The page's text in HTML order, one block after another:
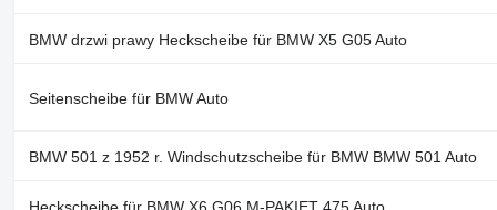
BMW drzwi prawy Heckscheibe für BMW X5 G05 Auto
Seitenscheibe für BMW Auto
BMW 501 z 1952 r. Windschutzscheibe für BMW BMW 501 Auto